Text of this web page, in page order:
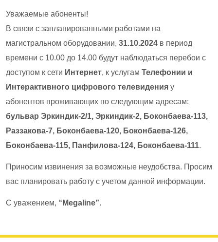
Уважаемые абоненты!
В связи с запланированными работами на
магистральном оборудовании, 31.10.2024 в период
времени с 10.00 до 14.00 будут наблюдаться перебои с
доступом к сети Интернет, к услугам Телефонии и
Интерактивного цифрового телевидения у
абонентов проживающих по следующим адресам:
бульвар Эркиндик-2/1, Эркиндик-2, Боконбаева-113,
Раззакова-7, Боконбаева-120, Боконбаева-126,
Боконбаева-115, Панфилова-124, Боконбаева-111.
Приносим извинения за возможные неудобства. Просим
вас планировать работу с учетом данной информации.
С уважением, “Megaline”.